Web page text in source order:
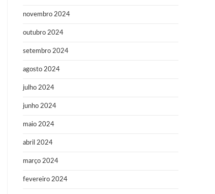
novembro 2024
outubro 2024
setembro 2024
agosto 2024
julho 2024
junho 2024
maio 2024
abril 2024
março 2024
fevereiro 2024